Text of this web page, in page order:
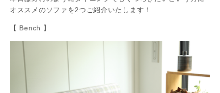
オススメのソファを2つご紹介いたします！
【 Bench 】